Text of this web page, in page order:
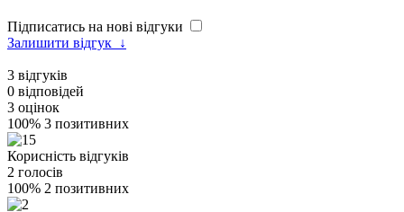
Підписатись на нові відгуки
Залишити відгук ↓
3 відгуків
0 відповідей
3 оцінок
100% 3 позитивних
Корисність відгуків
2 голосів
100% 2 позитивних